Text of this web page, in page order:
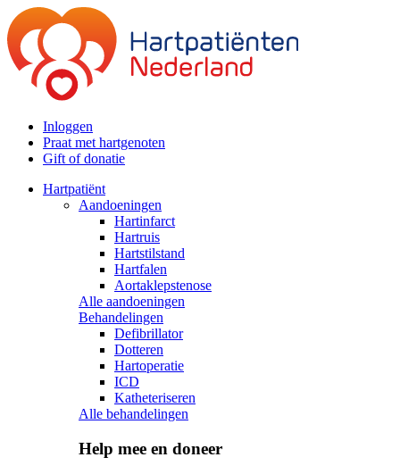
Inloggen
Praat met hartgenoten
Gift of donatie
Hartpatiënt
Aandoeningen
Hartinfarct
Hartruis
Hartstilstand
Hartfalen
Aortaklepstenose
Alle aandoeningen
Behandelingen
Defibrillator
Dotteren
Hartoperatie
ICD
Katheteriseren
Alle behandelingen
Help mee en doneer